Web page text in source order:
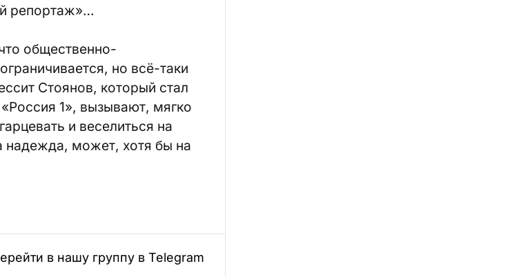
репортаж»…
общественно-
но всё-таки
Стоянов, который стал
1», вызывают, мягко
и веселиться на
надежда, может, хотя бы на
в нашу группу в Telegram